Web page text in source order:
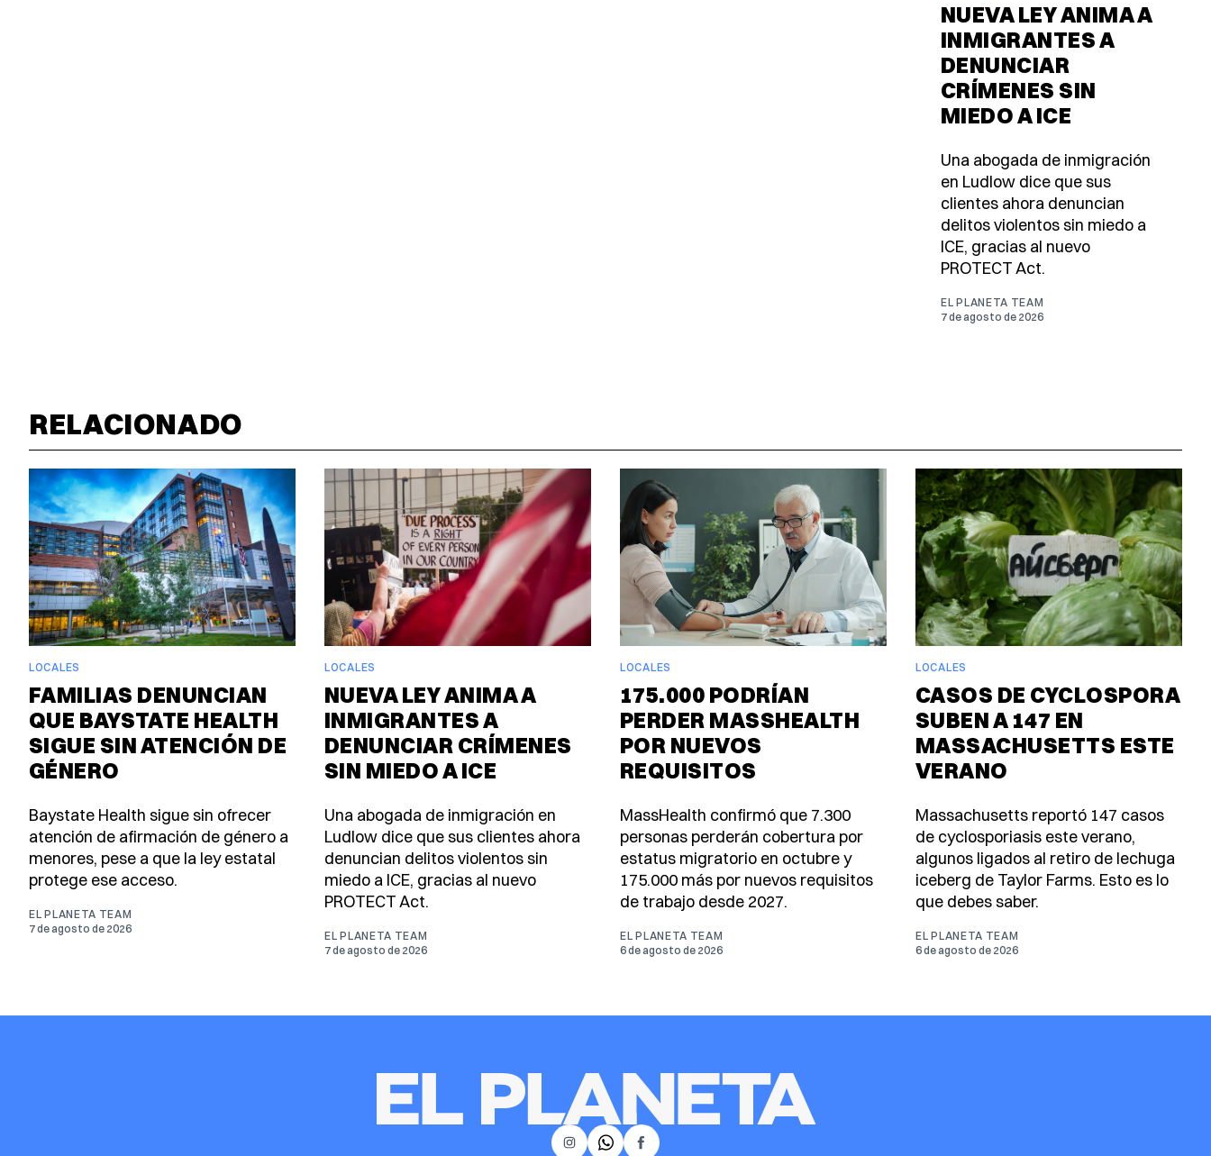
NUEVA LEY ANIMA A
INMIGRANTES A
DENUNCIAR
CRÍMENES SIN
MIEDO A ICE
Una abogada de inmigración
en Ludlow dice que sus
clientes ahora denuncian
delitos violentos sin miedo a
ICE, gracias al nuevo
PROTECT Act.
EL PLANETA TEAM
7 de agosto de 2026
RELACIONADO
LOCALES
FAMILIAS DENUNCIAN
QUE BAYSTATE HEALTH
SIGUE SIN ATENCIÓN DE
GÉNERO
Baystate Health sigue sin ofrecer
atención de afirmación de género a
menores, pese a que la ley estatal
protege ese acceso.
EL PLANETA TEAM
7 de agosto de 2026
LOCALES
NUEVA LEY ANIMA A
INMIGRANTES A
DENUNCIAR CRÍMENES
SIN MIEDO A ICE
Una abogada de inmigración en
Ludlow dice que sus clientes ahora
denuncian delitos violentos sin
miedo a ICE, gracias al nuevo
PROTECT Act.
EL PLANETA TEAM
7 de agosto de 2026
LOCALES
175.000 PODRÍAN
PERDER MASSHEALTH
POR NUEVOS
REQUISITOS
MassHealth confirmó que 7.300
personas perderán cobertura por
estatus migratorio en octubre y
175.000 más por nuevos requisitos
de trabajo desde 2027.
EL PLANETA TEAM
6 de agosto de 2026
LOCALES
CASOS DE CYCLOSPORA
SUBEN A 147 EN
MASSACHUSETTS ESTE
VERANO
Massachusetts reportó 147 casos
de cyclosporiasis este verano,
algunos ligados al retiro de lechuga
iceberg de Taylor Farms. Esto es lo
que debes saber.
EL PLANETA TEAM
6 de agosto de 2026
𝕏 Facebook
Instagram